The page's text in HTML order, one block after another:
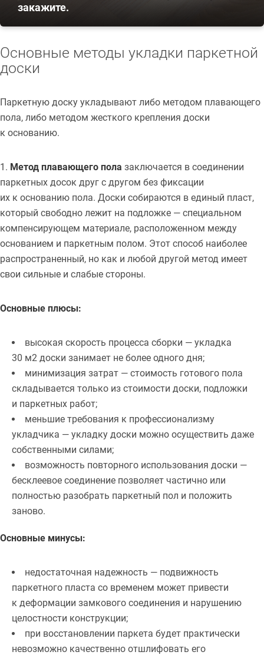
закажите.
Основные методы укладки паркетной
доски
Паркетную доску укладывают либо методом плавающего
пола, либо методом жесткого крепления доски
к основанию.
1. Метод плавающего пола заключается в соединении
паркетных досок друг с другом без фиксации
их к основанию пола. Доски собираются в единый пласт,
который свободно лежит на подложке — специальном
компенсирующем материале, расположенном между
основанием и паркетным полом. Этот способ наиболее
распространенный, но как и любой другой метод имеет
свои сильные и слабые стороны.
Основные плюсы:
высокая скорость процесса сборки — укладка
30 м2 доски занимает не более одного дня;
минимизация затрат — стоимость готового пола
складывается только из стоимости доски, подложки
и паркетных работ;
меньшие требования к профессионализму
укладчика — укладку доски можно осуществить даже
собственными силами;
возможность повторного использования доски —
бесклеевое соединение позволяет частично или
полностью разобрать паркетный пол и положить
заново.
Основные минусы:
недостаточная надежность — подвижность
паркетного пласта со временем может привести
к деформации замкового соединения и нарушению
целостности конструкции;
при восстановлении паркета будет практически
невозможно качественно отшлифовать его